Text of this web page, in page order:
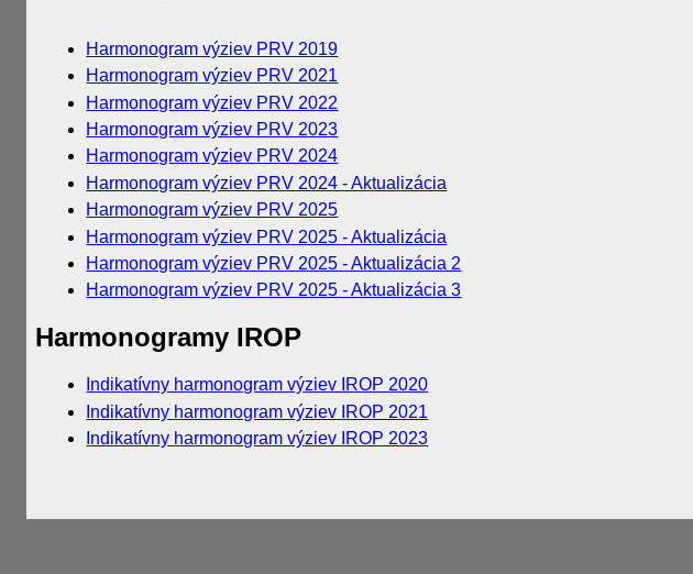
Harmonogram výziev PRV 2019
Harmonogram výziev PRV 2021
Harmonogram výziev PRV 2022
Harmonogram výziev PRV 2023
Harmonogram výziev PRV 2024
Harmonogram výziev PRV 2024 - Aktualizácia
Harmonogram výziev PRV 2025
Harmonogram výziev PRV 2025 - Aktualizácia
Harmonogram výziev PRV 2025 - Aktualizácia 2
Harmonogram výziev PRV 2025 - Aktualizácia 3
Harmonogramy IROP
Indikatívny harmonogram výziev IROP 2020
Indikatívny harmonogram výziev IROP 2021
Indikatívny harmonogram výziev IROP 2023